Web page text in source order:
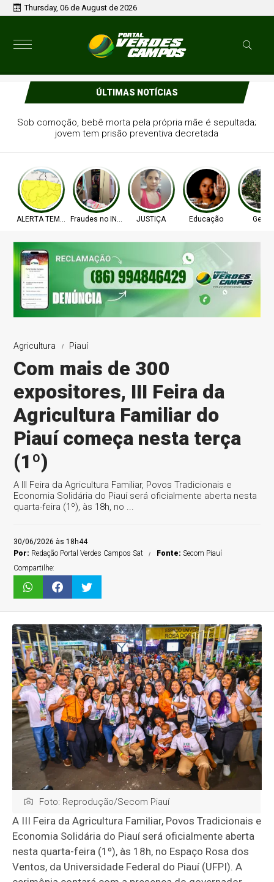
Thursday, 06 de August de 2026
ÚLTIMAS NOTÍCIAS
Cientistas descobrem por que certas pessoas atrai mais
mosquitos do que outras
ALERTA TEMPO Fraudes no INSS JUSTIÇA Educação Geral
Agricultura Piauí
Com mais de 300
expositores, III Feira da
Agricultura Familiar do
Piauí começa nesta terça
(1º)
A III Feira da Agricultura Familiar, Povos Tradicionais e
Economia Solidária do Piauí será oficialmente aberta nesta
quarta-feira (1º), às 18h, no ...
30/06/2026 às 18h44
Por: Redação Portal Verdes Campos Sat Fonte:Secom Piauí
Compartilhe:
Foto: Reprodução/Secom Piauí
A III Feira da Agricultura Familiar, Povos Tradicionais e
Economia Solidária do Piauí será oficialmente aberta
nesta quarta-feira (1º), às 18h, no Espaço Rosa dos
Ventos, da Universidade Federal do Piauí (UFPI). A